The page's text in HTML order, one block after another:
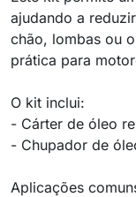
ajudando a
chão, lombas ou
prática para
O kit inclui:
- Cárter de óleo
- Chupador de
Aplicações